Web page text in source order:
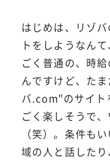
はじめは、リゾ
トをしようなん
ごく普通の、時
んですけど、た
バ.com"のサイト
ごく楽しそうで
（笑）。条件も
域の人と話した